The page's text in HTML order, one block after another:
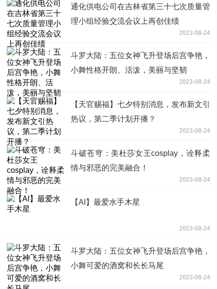
通化供电公司在吉林省第三十七次质量管
理小组经验交流会议上再创佳绩
2023-08-24
斗罗大陆：五位女神飞升登场后宫争艳，
小舞性格开朗、活泼，美丽与坚韧
2023-08-24
【天官赐福】七夕特别消息，发布新文引
热议，第二季计划开播？
2023-08-24
斗破苍穹：美杜莎女王cosplay，诠释柔
情与邪恶的完美融合！
2023-08-24
【AI】最爱水手木星
2023-08-24
斗罗大陆：五位女神飞升登场后宫争艳，
小舞可爱的酒窝和长长马尾
2023-08-24